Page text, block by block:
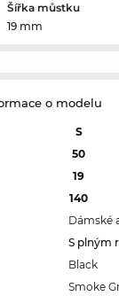
Šířka můstku
19 mm
o modelu
S
50
19
140
Dámské
S plným
Black
Smoke